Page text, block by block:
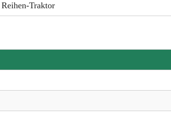
Reihen-Traktor